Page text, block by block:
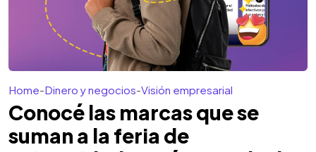
Home-Dinero y negocios-Visión empresarial
Conocé las marcas que se
suman a la feria de